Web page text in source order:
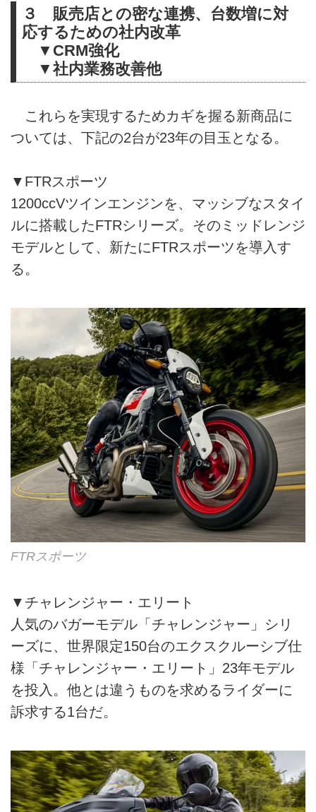
３ 販売店との密な連携、台数増に対
応するための社内改革
▼CRM強化
▼社内業務改善他
これらを実現するためカギを握る新商品に
ついては、下記の2台が23年の目玉となる。
▼FTRスポーツ
1200ccVツインエンジンを、マッシブなスタイ
ルに搭載したFTRシリーズ。そのミッドレンジ
モデルとして、新たにFTRスポーツを導入す
る。
FTRスポーツ
▼チャレンジャー・エリート
人気のバガーモデル「チャレンジャー」シリ
ーズに、世界限定150台のエクスクルーシブ仕
様「チャレンジャー・エリート」23年モデル
を投入。他とは違うものを求めるライダーに
訴求する1台だ。